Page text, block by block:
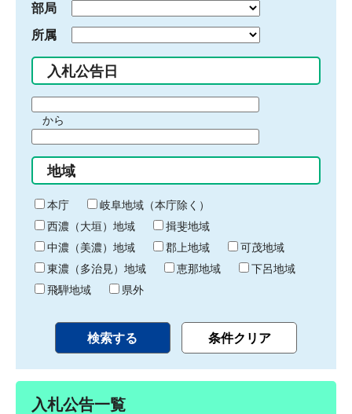
部局
所属
入札公告日
間
始
り
から
間
終
わ
り
地域
本庁
岐阜地域（本庁除く）
西濃（大垣）地域
揖斐地域
中濃（美濃）地域
郡上地域
可茂地域
東濃（多治見）地域
恵那地域
下呂地域
飛騨地域
県外
入札公告一覧